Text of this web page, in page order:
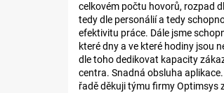
celkovém počtu hovorů, rozpad
tedy dle personálií a tedy
efektivitu práce. Dále jsme
které dny a ve které hodiny jsou
dle toho dedikovat kapacity
centra. Snadná obsluha
řadě děkuji týmu firmy Optimsys